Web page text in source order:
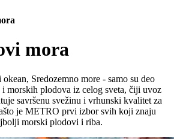
mora
Sredozemno more - samo su deo
i morskih plodova iz celog sveta, čiji uvoz
savršenu svežinu i vrhunski kvalitet za
je METRO prvi izbor svih koji znaju
morski plodovi i riba.